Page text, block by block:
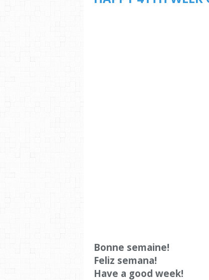
Bonne semaine!
Feliz semana!
Have a good week!